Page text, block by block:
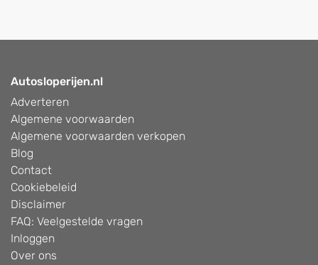
Autosloperijen.nl
Adverteren
Algemene voorwaarden
Algemene voorwaarden verkopen
Blog
Contact
Cookiebeleid
Disclaimer
FAQ: Veelgestelde vragen
Inloggen
Over ons